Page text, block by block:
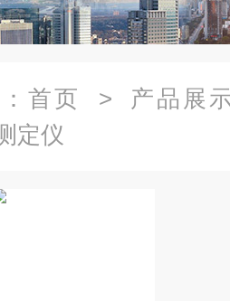
首页 > 产品展
定仪